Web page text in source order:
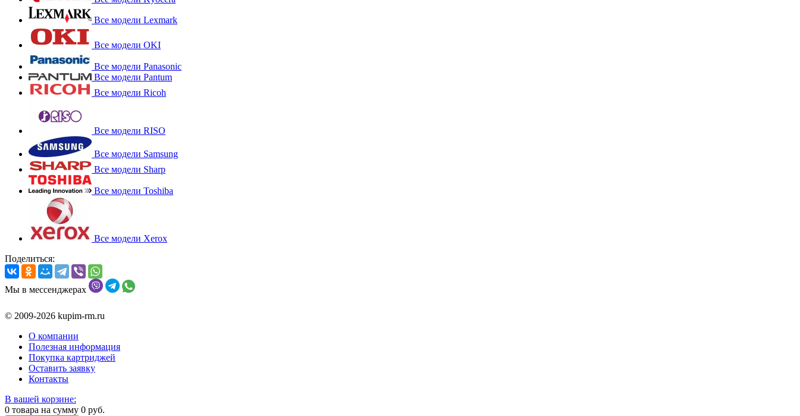
Все модели Lexmark
Все модели OKI
Все модели Panasonic
Все модели Pantum
Все модели Ricoh
Все модели RISO
Все модели Samsung
Все модели Sharp
Все модели Toshiba
Все модели Xerox
Поделиться:
Мы в мессенджерах
© 2009-2026 kupim-rm.ru
О компании
Полезная информация
Покупка картриджей
Оставить заявку
Контакты
В вашей корзине:
0 товара на сумму 0 руб.